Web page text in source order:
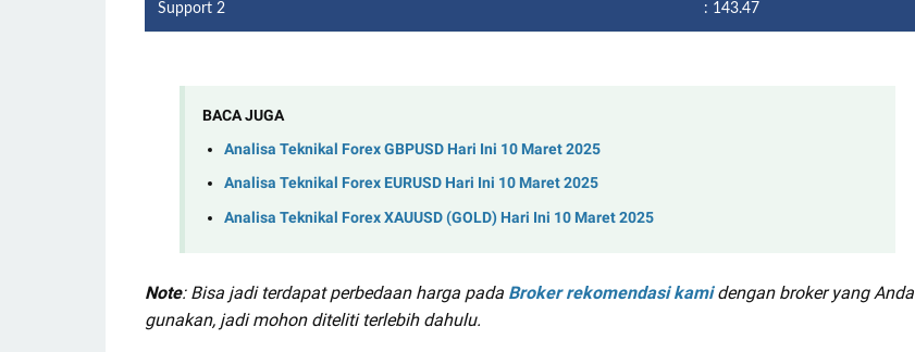
Support 2 : 143.47
BACA JUGA
Analisa Teknikal Forex GBPUSD Hari Ini 10 Maret 2025
Analisa Teknikal Forex EURUSD Hari Ini 10 Maret 2025
Analisa Teknikal Forex XAUUSD (GOLD) Hari Ini 10 Maret 2025
Note: Bisa jadi terdapat perbedaan harga pada Broker rekomendasi kamidengan broker yang Anda
gunakan, jadi mohon diteliti terlebih dahulu.